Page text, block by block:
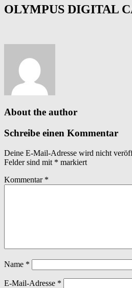
OLYMPUS DIGITAL
About the author
Schreibe einen Kommentar
Deine E-Mail-Adresse wird nicht
Felder sind mit * markiert
Kommentar *
Name *
E-Mail-Adresse *